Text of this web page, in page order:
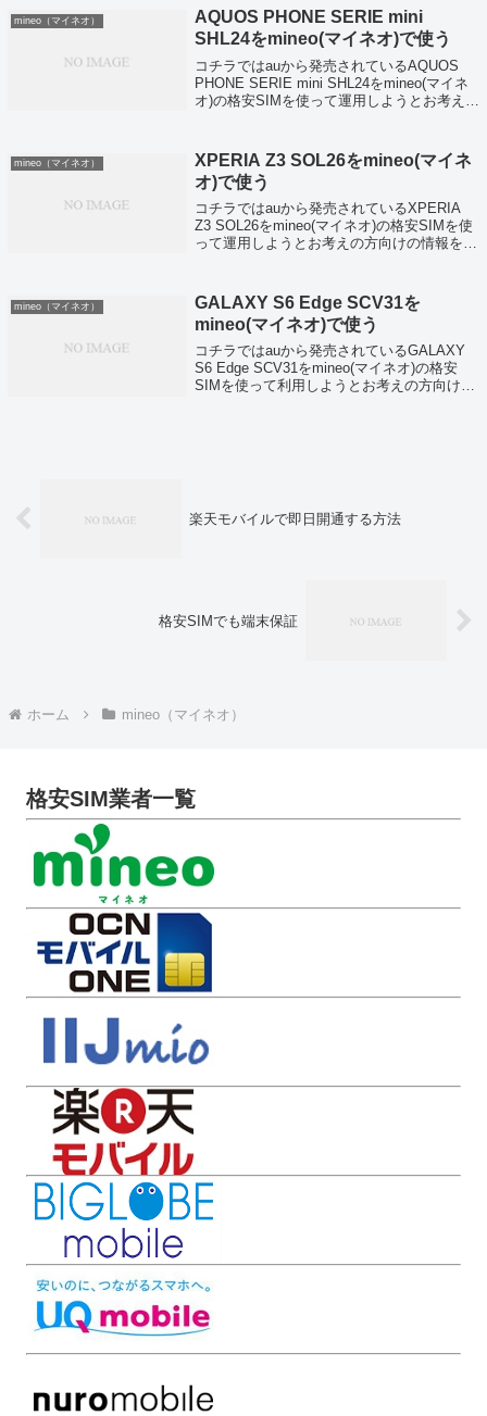
較まずは双方提供...
mineo（マイネオ）
AQUOS PHONE SERIE mini
SHL24をmineo(マイネオ)で使う
コチラではauから発売されているAQUOS
PHONE SERIE mini SHL24をmineo(マイネ
オ)の格安SIMを使って運用しようとお考えの
mineo（マイネオ）
XPERIA Z3 SOL26をmineo(マイネ
オ)で使う
コチラではauから発売されているXPERIA
Z3 SOL26をmineo(マイネオ)の格安SIMを使
って運用しようとお考えの方向けの情報を配
線を使っ...
mineo（マイネオ）
GALAXY S6 Edge SCV31を
mineo(マイネオ)で使う
コチラではauから発売されているGALAXY
S6 Edge SCV31をmineo(マイネオ)の格安
SIMを使って利用しようとお考えの方向けの
楽天モバイルで即日開通する方法
格安SIMでも端末保証
ホーム mineo（マイネオ）
格安SIM業者一覧